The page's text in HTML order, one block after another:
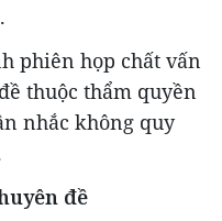
phiên họp chất vấn
thuộc thẩm quyền
nhắc không quy
đề